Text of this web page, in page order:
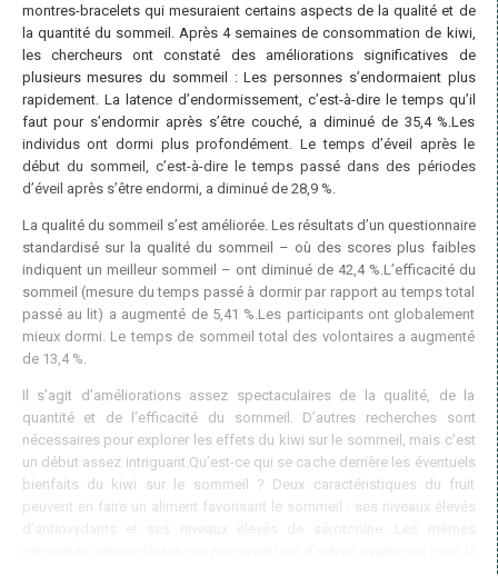
montres-bracelets qui mesuraient certains aspects de la qualité et de
la quantité du sommeil. Après 4 semaines de consommation de kiwi,
les chercheurs ont constaté des améliorations significatives de
plusieurs mesures du sommeil : Les personnes s’endormaient plus
rapidement. La latence d’endormissement, c’est-à-dire le temps qu’il
faut pour s’endormir après s’être couché, a diminué de 35,4 %.Les
individus ont dormi plus profondément. Le temps d’éveil après le
début du sommeil, c’est-à-dire le temps passé dans des périodes
d’éveil après s’être endormi, a diminué de 28,9 %.
La qualité du sommeil s’est améliorée. Les résultats d’un questionnaire
standardisé sur la qualité du sommeil – où des scores plus faibles
indiquent un meilleur sommeil – ont diminué de 42,4 %.L’efficacité du
sommeil (mesure du temps passé à dormir par rapport au temps total
passé au lit) a augmenté de 5,41 %.Les participants ont globalement
mieux dormi. Le temps de sommeil total des volontaires a augmenté
de 13,4 %.
Il s’agit d’améliorations assez spectaculaires de la qualité, de la
quantité et de l’efficacité du sommeil. D’autres recherches sont
nécessaires pour explorer les effets du kiwi sur le sommeil, mais c’est
un début assez intriguant.Qu’est-ce qui se cache derrière les éventuels
bienfaits du kiwi sur le sommeil ? Deux caractéristiques du fruit
peuvent en faire un aliment favorisant le sommeil : ses niveaux élevés